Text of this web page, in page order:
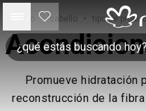
• cabello • tipo de
Promueve hidratación
reconstrucción de la